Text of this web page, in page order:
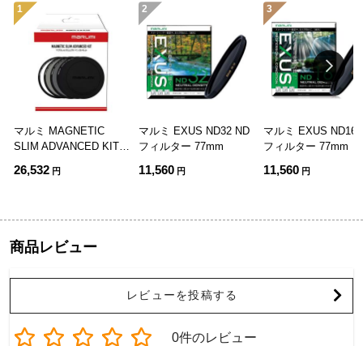
1
マルミ MAGNETIC
SLIM ADVANCED KIT
26,532 円
2
マルミ EXUS ND32 ND
フィルター 77mm
11,560 円
3
マルミ EXUS ND16
フィルター 77mm
11,560 円
商品レビュー
レビューを投稿する
0件のレビュー